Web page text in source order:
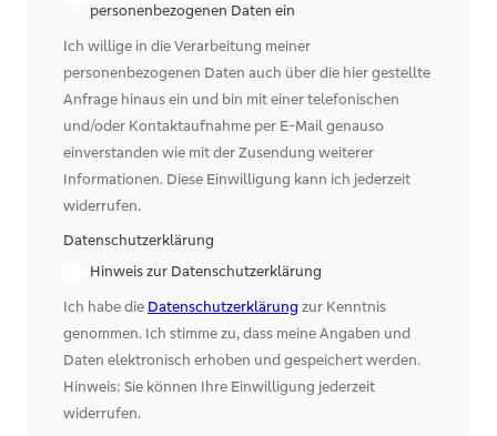
personenbezogenen Daten ein
Ich willige in die Verarbeitung meiner
personenbezogenen Daten auch über die hier gestellte
Anfrage hinaus ein und bin mit einer telefonischen
und/oder Kontaktaufnahme per E-Mail genauso
einverstanden wie mit der Zusendung weiterer
Informationen. Diese Einwilligung kann ich jederzeit
widerrufen.
Datenschutzerklärung
Hinweis zur Datenschutzerklärung
Ich habe die Datenschutzerklärungzur Kenntnis
genommen. Ich stimme zu, dass meine Angaben und
Daten elektronisch erhoben und gespeichert werden.
Hinweis: Sie können Ihre Einwilligung jederzeit
widerrufen.